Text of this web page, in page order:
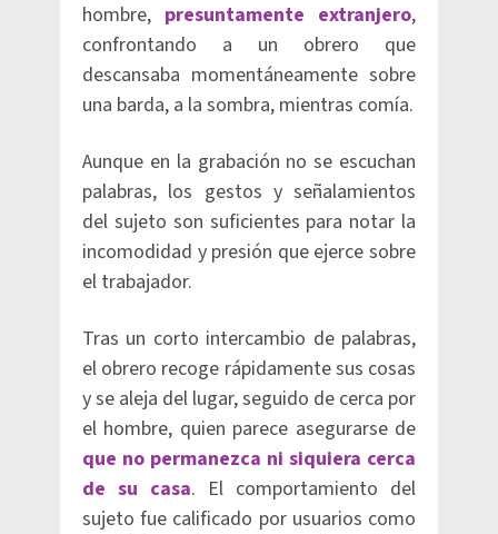
hombre, presuntamente extranjero,
confrontando a un obrero que
descansaba momentáneamente sobre
una barda, a la sombra, mientras comía.
Aunque en la grabación no se escuchan
palabras, los gestos y señalamientos
del sujeto son suficientes para notar la
incomodidad y presión que ejerce sobre
el trabajador.
Tras un corto intercambio de palabras,
el obrero recoge rápidamente sus cosas
y se aleja del lugar, seguido de cerca por
el hombre, quien parece asegurarse de
que no permanezca ni siquiera cerca
de su casa. El comportamiento del
sujeto fue calificado por usuarios como